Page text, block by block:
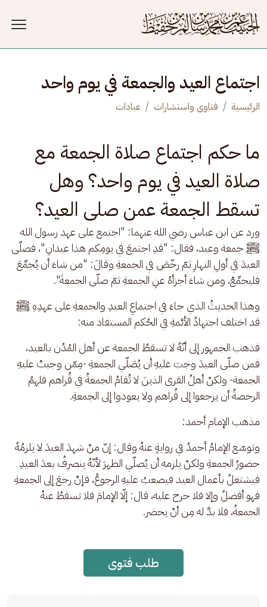
اجتماع العيد والجمعة في يوم واحد
الرئيسية فتاوى واستشارات عبادات
ما حكم اجتماع صلاة الجمعة مع
صلاة العيد في يوم واحد؟ وهل
تسقط الجمعة عمن صلى العيد؟
ورد عن ابن عباس رضي الله عنهما: "اجتمع على عهد رسول الله
ﷺ جمعة وعيد، فقال: "قدِ اجتمعَ في يومِكم هذا عيدانِ"، فصلّى
العيدَ في أولِ النهارِ ثمّ رخّصَ في الجمعةِ وقالَ: "من شاءَ أن يُجمِّعَ
فليجمِّعْ، ومن شاءَ أجزأهُ عنِ الجمعةِ ثمّ صلّى الجمعةَ".
وهذا الحديثُ الذي جاءَ في اجتماعِ العيدِ والجمعةِ على عهدِهِ ﷺ
قد اختلف اجتهادُ الأئمةِ في الحُكم المستفاد منه:
فذهب الجمهور إلى أنّهُ لا تسقطُ الجمعة عن أهل المُدُن بالعيد،
فمن صلّى العيدَ وجبَ عليهِ أن يُصَلّي الجمعةِ -مِمّن وجبتْ عليهِ
الجمعة- ولكنْ أهلُ القرى الذينَ لا تُقامُ الجمعةُ في قُراهم فلهمُ
الرخصةُ أن يرجعوا إلى قُراهم ولا يعودوا إلى الجمعةِ.
مذهب الإمام أحمد:
وتوسّع الإمامُ أحمدُ في روايةٍ عنهُ وقال: إنّ منْ شهدَ العيدَ لا يلزمُهُ
حضورُ الجمعةِ ولكنْ يلزمه أن يُصلّي الظهرَ لأنّهُ ينصرفُ بعدَ العيدِ
فيشتغلُ بأعمال العيد فيصعبُ عليهِ الرجوعُ، فإنْ رجعَ إلى الجمعةِ
فهو أفضلُ وإلا فلا حرج عليه، قال: إلّا الإمامَ فلا تسقطُ عنهُ
الجمعةُ، فلا بدَّ له مِن أنْ يحضر.
طلب فتوى